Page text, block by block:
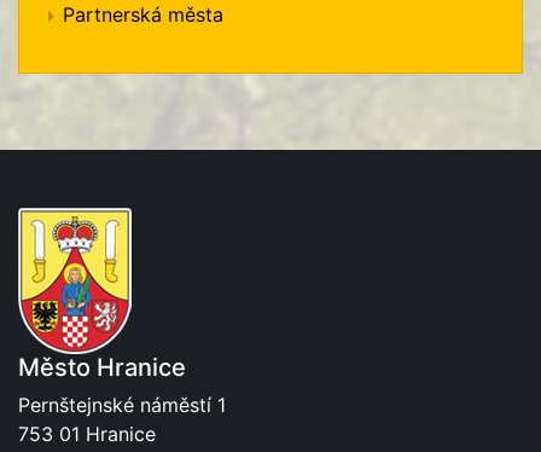
Partnerská města
Město Hranice
Pernštejnské náměstí 1
753 01 Hranice